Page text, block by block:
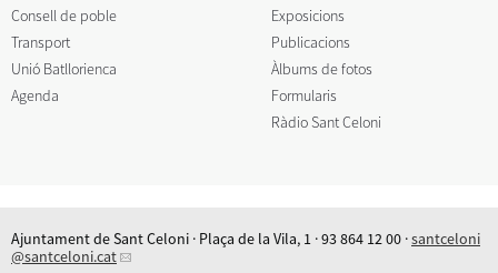
Consell de poble
Transport
Unió Batllorienca
Agenda
Exposicions
Publicacions
Àlbums de fotos
Formularis
Ràdio Sant Celoni
Ajuntament de Sant Celoni · Plaça de la Vila, 1 · 93 864 12 00 ·santceloni
@santceloni.cat